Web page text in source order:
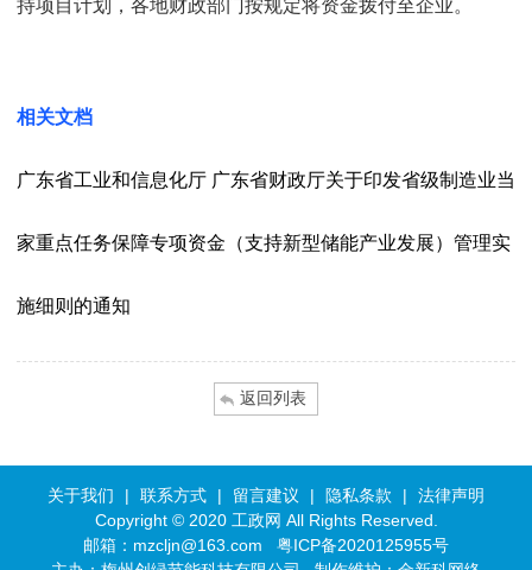
持项目计划，各地财政部门按规定将资金拨付至企业。
相关文档
广东省工业和信息化厅 广东省财政厅关于印发省级制造业当
家重点任务保障专项资金（支持新型储能产业发展）管理实
施细则的通知
返回列表
关于我们 | 联系方式 | 留言建议 | 隐私条款 |
法律声明
Copyright © 2020 工政网 All Rights Reserved.
邮箱：mzcljn@163.com 粤ICP备2020125955号